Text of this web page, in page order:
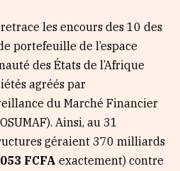
les encours des 10 des
portefeuille de l’espace
des États de l’Afrique
agréés par
du Marché Financier
Ainsi, au 31
géraient 370 milliards
FCFA exactement) contre